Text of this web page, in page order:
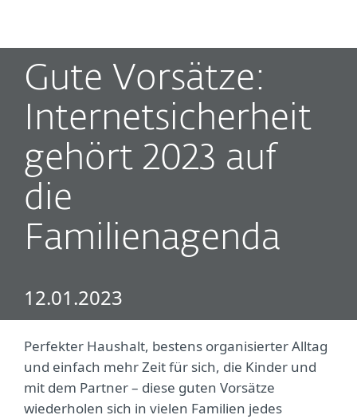
Gute Vorsätze:
Internetsicherheit
gehört 2023 auf
die
Familienagenda
12.01.2023
Perfekter Haushalt, bestens organisierter Alltag
und einfach mehr Zeit für sich, die Kinder und
mit dem Partner – diese guten Vorsätze
wiederholen sich in vielen Familien jedes